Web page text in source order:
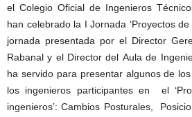
el Colegio Oficial de Ingenieros
han celebrado la I Jornada ‘Proyectos
jornada presentada por el Director
Rabanal y el Director del Aula de
ha servido para presentar algunos de
los ingenieros participantes en el
ingenieros’: Cambios Posturales,